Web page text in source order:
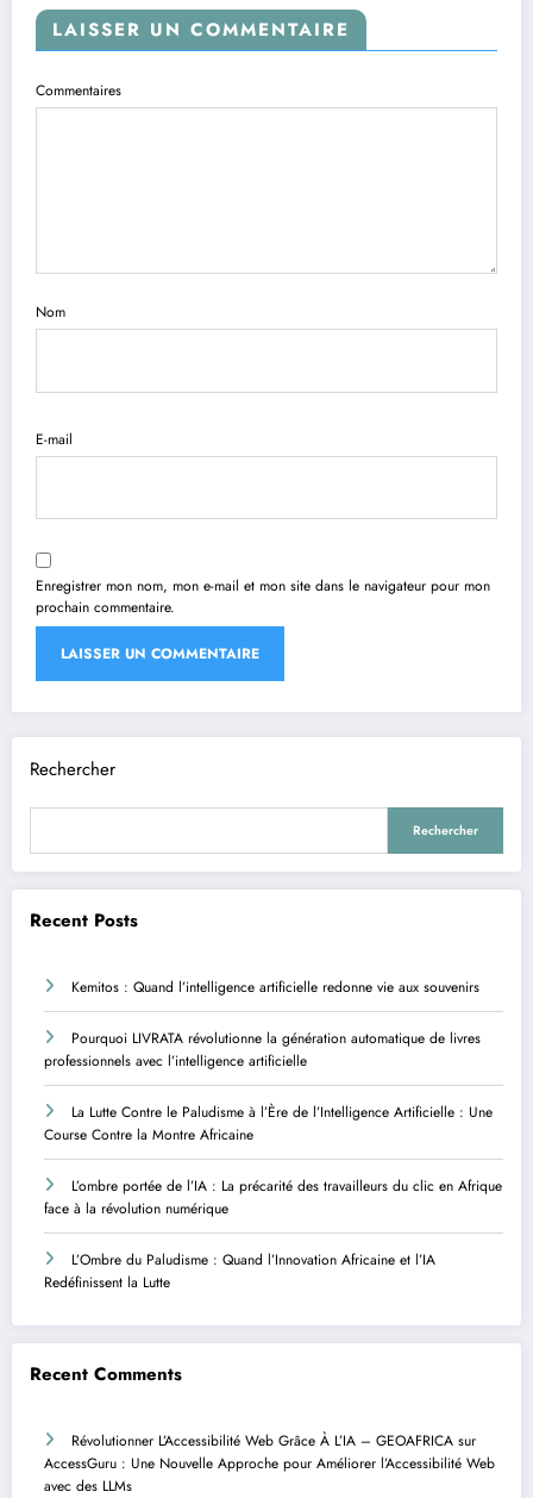
LAISSER UN COMMENTAIRE
Commentaires
Nom
E-mail
Enregistrer mon nom, mon e-mail et mon site dans le navigateur pour mon
prochain commentaire.
Rechercher
Rechercher
Recent Posts
Kemitos : Quand l’intelligence artificielle redonne vie aux souvenirs
Pourquoi LIVRATA révolutionne la génération automatique de livres
professionnels avec l’intelligence artificielle
La Lutte Contre le Paludisme à l’Ère de l’Intelligence Artificielle : Une
Course Contre la Montre Africaine
L’ombre portée de l’IA : La précarité des travailleurs du clic en Afrique
face à la révolution numérique
L’Ombre du Paludisme : Quand l’Innovation Africaine et l’IA
Redéfinissent la Lutte
Recent Comments
Révolutionner L’Accessibilité Web Grâce À L’IA – GEOAFRICA sur
AccessGuru : Une Nouvelle Approche pour Améliorer l’Accessibilité Web
avec des LLMs